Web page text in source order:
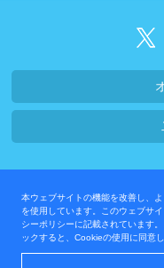
本ウェブサイトの機能を改善し、
を使用しています。このウェブサ
シーポリシーに記載されています
ックすると、Cookieの使用に同意
プライバシー
運営会社